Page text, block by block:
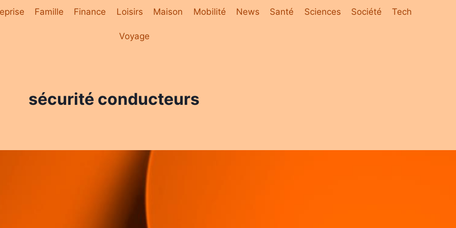
Famille Finance Loisirs Maison Mobilité News Santé Sciences Société Tech
Voyage
sécurité conducteurs